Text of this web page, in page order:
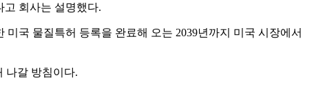
고 회사는 설명했다.
국 물질특허 등록을 완료해 오는 2039년까지 미국 시장에서
나갈 방침이다.